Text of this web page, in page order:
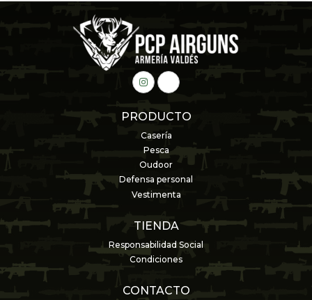
PRODUCTO
Casería
Pesca
Oudoor
Defensa personal
Vestimenta
TIENDA
Responsabilidad Social
Condiciones
CONTACTO